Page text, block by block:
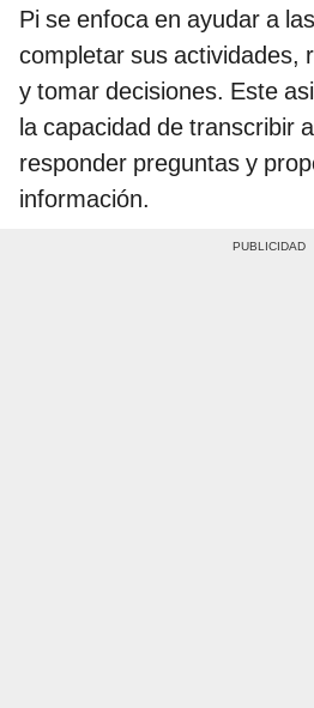
Pi se enfoca en ayudar a
completar sus actividades,
y tomar decisiones. Este
la capacidad de transcribir
responder preguntas y
información.